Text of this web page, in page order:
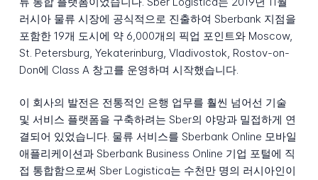
러시아 물류 시장에 공식적으로 진출하여 Sberbank 지점을
포함한 19개 도시에 약 6,000개의 픽업 포인트와 Moscow,
St. Petersburg, Yekaterinburg, Vladivostok, Rostov-on-
Don에 Class A 창고를 운영하며 시작했습니다.
이 회사의 발전은 전통적인 은행 업무를 훨씬 넘어선 기술
및 서비스 플랫폼을 구축하려는 Sber의 야망과 밀접하게 연
결되어 있었습니다. 물류 서비스를 Sberbank Online 모바일
애플리케이션과 Sberbank Business Online 기업 포털에 직
접 통합함으로써 Sber Logistica는 수천만 명의 러시아인이